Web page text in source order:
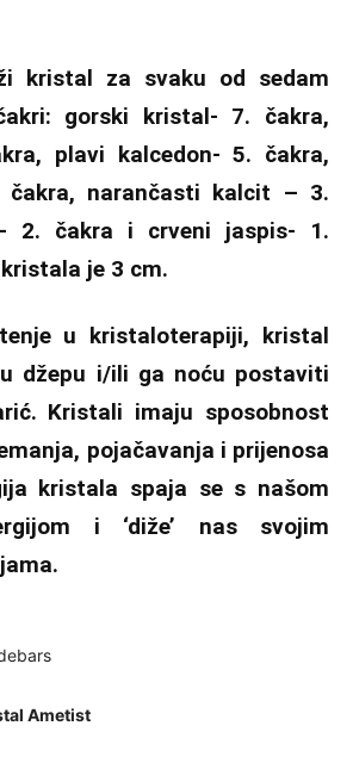
kristal za svaku od sedam
gorski kristal- 7. čakra,
plavi kalcedon- 5. čakra,
čakra, narančasti kalcit – 3.
2. čakra i crveni jaspis- 1.
je 3 cm.
u kristaloterapiji, kristal
džepu i/ili ga noću postaviti
Kristali imaju sposobnost
pojačavanja i prijenosa
kristala spaja se s našom
i ‘diže’ nas svojim
Ametist